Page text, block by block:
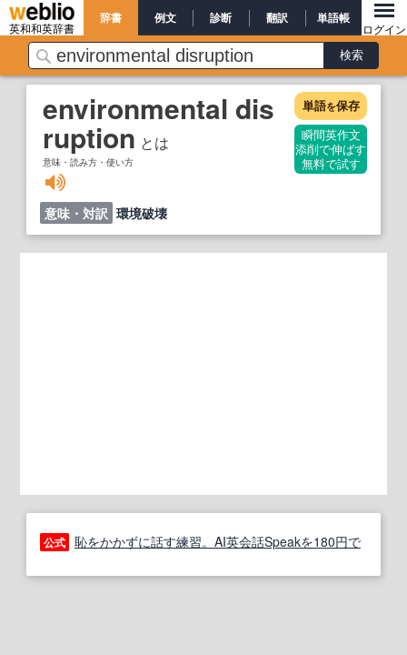
英和和英辞書
辞書 例文 診断 翻訳 単語帳
ログイン
environmental dis
ruption とは
意味・読み方・使い方
単語を保存
瞬間英作文
添削で伸ばす
無料で試す
意味・対訳 環境破壊
公式 恥をかかずに話す練習。AI英会話Speakを180円で